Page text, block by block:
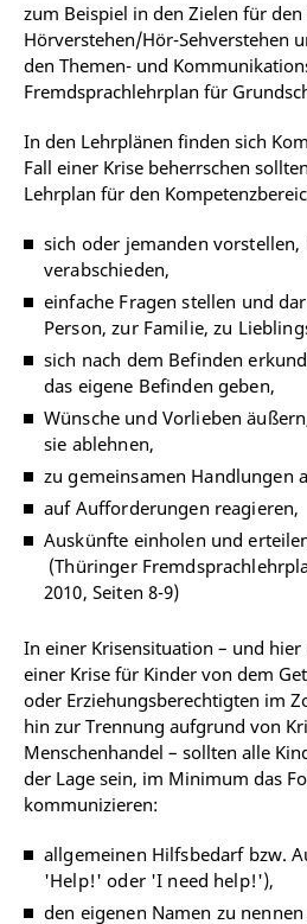
zum Beispiel in den Zielen für
Hörverstehen/Hör-Sehverstehen
den Themen- und
Fremdsprachlehrplan für
In den Lehrplänen finden sich
Fall einer Krise beherrschen
Lehrplan für den
sich oder jemanden vorstellen,
verabschieden,
einfache Fragen stellen und
Person, zur Familie, zu
sich nach dem Befinden
das eigene Befinden geben,
Wünsche und Vorlieben
sie ablehnen,
zu gemeinsamen Handlungen
auf Aufforderungen reagieren,
Auskünfte einholen und
(Thüringer
2010, Seiten 8-9)
In einer Krisensituation – und hier
einer Krise für Kinder von dem
oder Erziehungsberechtigten im
hin zur Trennung aufgrund von
Menschenhandel – sollten alle
der Lage sein, im Minimum das
kommunizieren:
allgemeinen Hilfsbedarf bzw.
'Help!' oder 'I need help!'),
den eigenen Namen zu